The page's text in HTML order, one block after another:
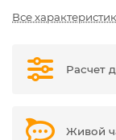
Все
Расчет
Живой